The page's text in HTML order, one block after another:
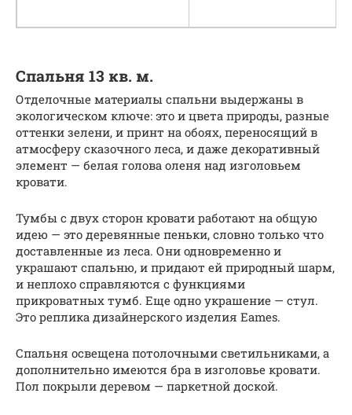
Спальня 13 кв. м.
Отделочные материалы спальни выдержаны в
экологическом ключе: это и цвета природы, разные
оттенки зелени, и принт на обоях, переносящий в
атмосферу сказочного леса, и даже декоративный
элемент — белая голова оленя над изголовьем
кровати.
Тумбы с двух сторон кровати работают на общую
идею — это деревянные пеньки, словно только что
доставленные из леса. Они одновременно и
украшают спальню, и придают ей природный шарм,
и неплохо справляются с функциями
прикроватных тумб. Еще одно украшение — стул.
Это реплика дизайнерского изделия Eames.
Спальня освещена потолочными светильниками, а
дополнительно имеются бра в изголовье кровати.
Пол покрыли деревом — паркетной доской.